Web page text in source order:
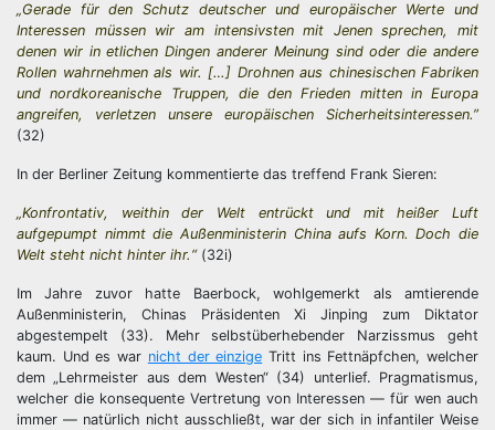
„Gerade für den Schutz deutscher und europäischer Werte und
Interessen müssen wir am intensivsten mit Jenen sprechen, mit
denen wir in etlichen Dingen anderer Meinung sind oder die andere
Rollen wahrnehmen als wir. […] Drohnen aus chinesischen Fabriken
und nordkoreanische Truppen, die den Frieden mitten in Europa
angreifen, verletzen unsere europäischen Sicherheitsinteressen.”
(32)
In der Berliner Zeitung kommentierte das treffend Frank Sieren:
„Konfrontativ, weithin der Welt entrückt und mit heißer Luft
aufgepumpt nimmt die Außenministerin China aufs Korn. Doch die
Welt steht nicht hinter ihr.“(32i)
Im Jahre zuvor hatte Baerbock, wohlgemerkt als amtierende
Außenministerin, Chinas Präsidenten Xi Jinping zum Diktator
abgestempelt (33). Mehr selbstüberhebender Narzissmus geht
kaum. Und es war nicht der einzige Tritt ins Fettnäpfchen, welcher
dem „Lehrmeister aus dem Westen“ (34) unterlief. Pragmatismus,
welcher die konsequente Vertretung von Interessen — für wen auch
immer — natürlich nicht ausschließt, war der sich in infantiler Weise